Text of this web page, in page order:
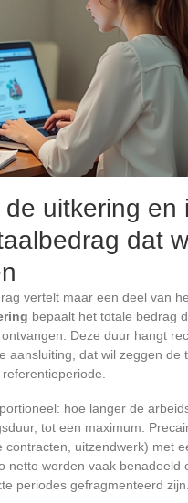
de uitkering en
dat
vertelt maar een deel van
bepaalt het totale bedrag
Deze duur hangt
aansluiting, dat wil zeggen de
hoe langer de
tot een maximum.
contracten, uitzendwerk) met
netto worden vaak benadeeld
periodes gefragmenteerd zijn.